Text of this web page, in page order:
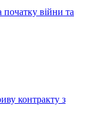
війни та
контракту з